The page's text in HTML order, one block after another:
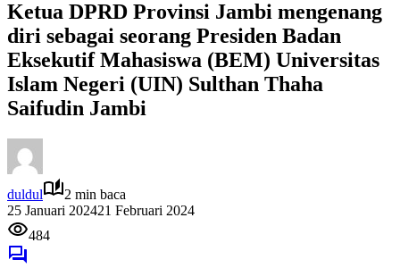
Ketua DPRD Provinsi Jambi mengenang
diri sebagai seorang Presiden Badan
Eksekutif Mahasiswa (BEM) Universitas
Islam Negeri (UIN) Sulthan Thaha
Saifudin Jambi
duldul
2 min baca
25 Januari 202421 Februari 2024
484